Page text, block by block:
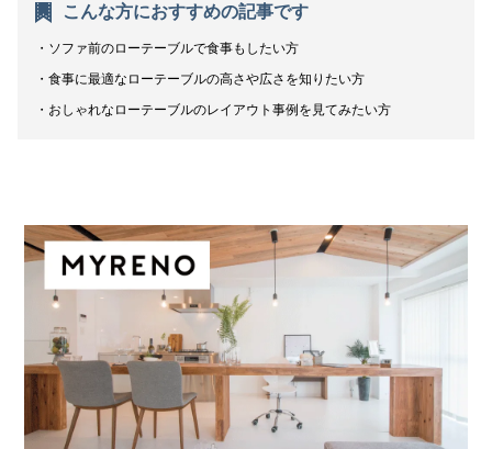
こんな方におすすめの記事です
ソファ前のローテーブルで食事もしたい方
食事に最適なローテーブルの高さや広さを知りたい方
おしゃれなローテーブルのレイアウト事例を見てみたい方